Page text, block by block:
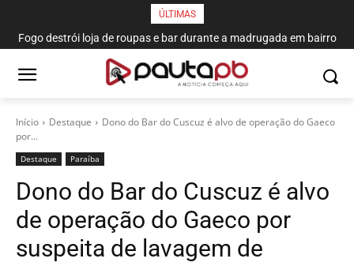
ÚLTIMAS
Fogo destrói loja de roupas e bar durante a madrugada em bairro
de João Pessoa
Início Destaque
Dono do Bar do Cuscuz é alvo de operação do Gaeco
por...
Destaque Paraí­ba
Dono do Bar do Cuscuz é alvo
de operação do Gaeco por
suspeita de lavagem de